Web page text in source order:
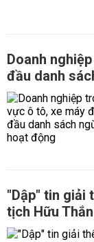
Doanh
đầu danh
"Dập" tin giải
tịch Hữu